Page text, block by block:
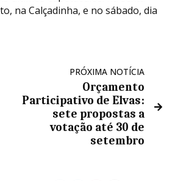
na Calçadinha, e no sábado, dia
PRÓXIMA NOTÍCIA
Orçamento
Participativo de Elvas:
sete propostas a
votação até 30 de
setembro